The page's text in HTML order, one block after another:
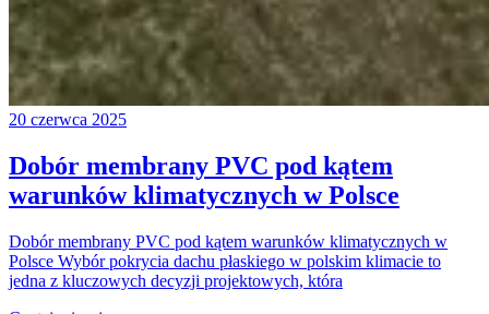
20 czerwca 2025
Dobór membrany PVC pod kątem
warunków klimatycznych w Polsce
Dobór membrany PVC pod kątem warunków klimatycznych w
Polsce Wybór pokrycia dachu płaskiego w polskim klimacie to
jedna z kluczowych decyzji projektowych, która